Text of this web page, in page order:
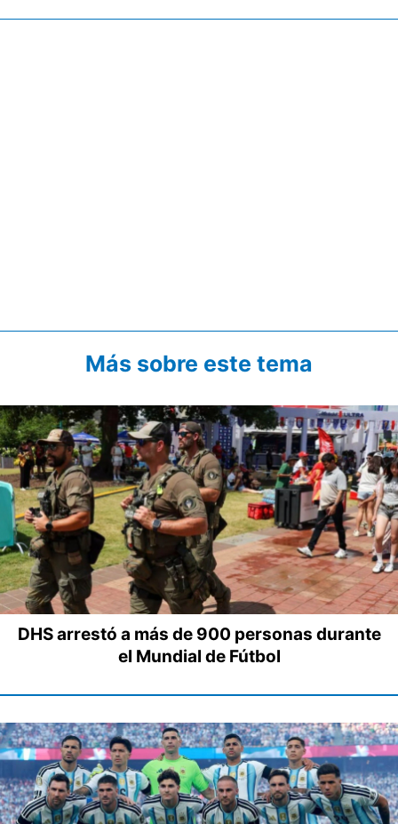
Más sobre este tema
DHS arrestó a más de 900 personas durante
el Mundial de Fútbol